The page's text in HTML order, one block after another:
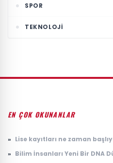
SPOR
TEKNOLOJI
EN ÇOK OKUNANLAR
» Lise kayıtları ne zaman
» Bilim İnsanları Yeni Bir DNA